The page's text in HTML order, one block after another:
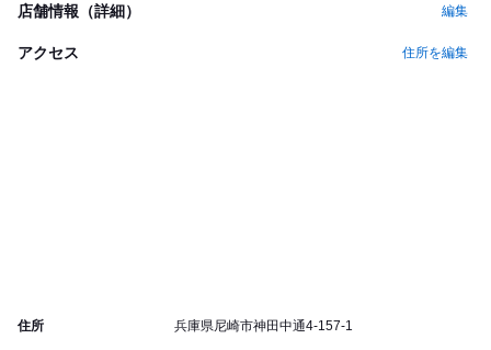
店舗情報（詳細） 編集
アクセス 住所を編集
住所 兵庫県尼崎市神田中通4-157-1